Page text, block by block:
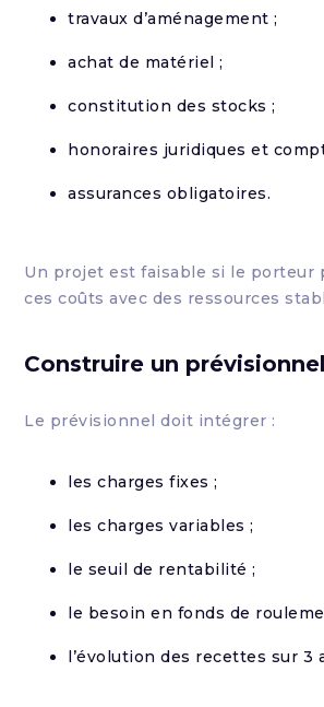
travaux d’aménagement ;
achat de matériel ;
constitution des stocks ;
honoraires juridiques et
assurances obligatoires.
Un projet est faisable si le porteur
ces coûts avec des ressources
Construire un
Le prévisionnel doit intégrer :
les charges fixes ;
les charges variables ;
le seuil de rentabilité ;
le besoin en fonds de
l’évolution des recettes sur 3